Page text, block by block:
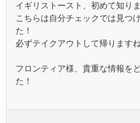
イギリストースト、初めて知りま
こちらは自分チェックでは見つ
た！
必ずテイクアウトして帰りますね
フロンティア様、貴重な情報を
た！